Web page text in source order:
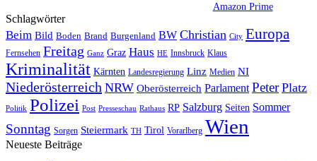
Amazon Prime
Schlagwörter
Beim Bild Boden Brand Burgenland BW Christian City Europa
Fernsehen Freitag Ganz Graz Haus HE Innsbruck Klaus
Kriminalität Kärnten Landesregierung Linz Medien NI
Niederösterreich NRW Oberösterreich Parlament Peter Platz
Politik Polizei Post Presseschau Rathaus RP Salzburg Seiten Sommer
Sonntag Sorgen Steiermark TH Tirol Vorarlberg Wien
Neueste Beiträge